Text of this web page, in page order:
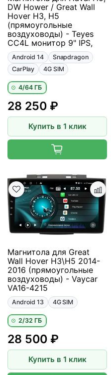
DW Hower / Great Wall
Hover H3, H5
(прямоугольные
воздуховоды) - Teyes
CC4L монитор 9" IPS,
Android 14
Snapdragon
CarPlay
4G SIM
4/64 ГБ
28 250 ₽
Купить в 1 клик
Магнитола для Great
Wall Hover H3\H5 2014-
2016 (прямоугольные
воздуховоды) - Vaycar
VA16-4215
Android 13 4G SIM
2/32 ГБ
28 500 ₽
Купить в 1 клик